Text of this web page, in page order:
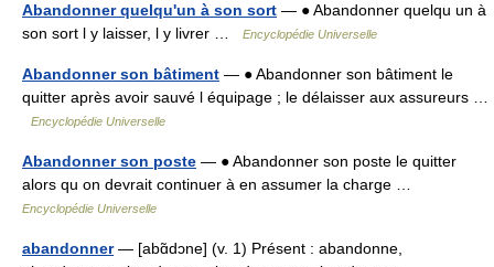
Abandonner quelqu'un à son sort — ● Abandonner quelqu un à
son sort l y laisser, l y livrer …
Encyclopédie Universelle
Abandonner son bâtiment — ● Abandonner son bâtiment le
quitter après avoir sauvé l équipage ; le délaisser aux assureurs …
Encyclopédie Universelle
Abandonner son poste — ● Abandonner son poste le quitter
alors qu on devrait continuer à en assumer la charge …
Encyclopédie Universelle
abandonner— [abɑ̃dɔne] (v. 1) Présent : abandonne,